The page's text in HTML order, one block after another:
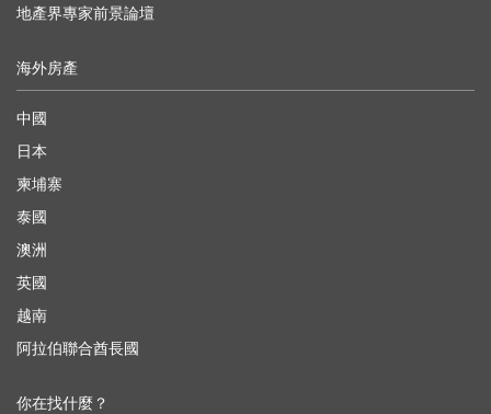
地產界專家前景論壇
海外房產
中國
日本
柬埔寨
泰國
澳洲
英國
越南
阿拉伯聯合酋長國
你在找什麼？